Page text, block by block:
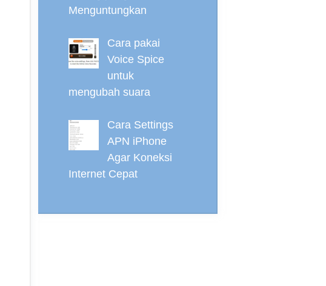
Menguntungkan
Cara pakai
Voice Spice
untuk
mengubah suara
Cara Settings
APN iPhone
Agar Koneksi
Internet Cepat